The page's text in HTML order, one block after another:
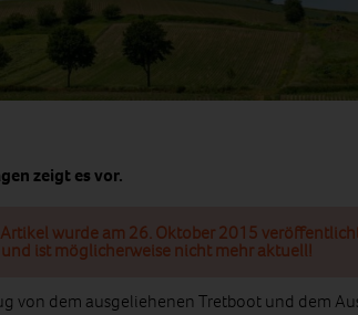
zeigt es vor.
Artikel wurde am 26. Oktober 2015
und ist möglicherweise nicht mehr aktuell!
von dem ausgeliehenen Tretboot und dem